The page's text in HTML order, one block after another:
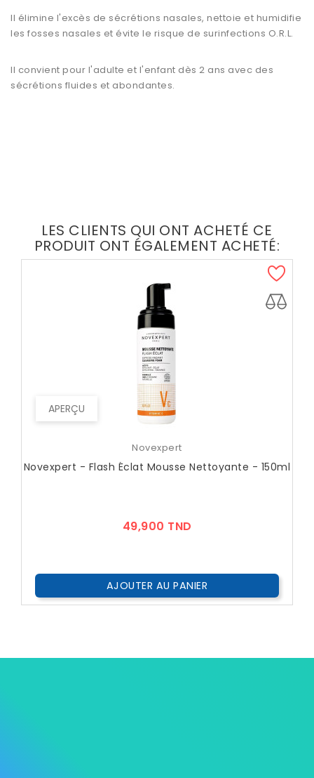
Il élimine l'excès de sécrétions nasales, nettoie et humidifie
les fosses nasales et évite le risque de surinfections O.R.L.
Il convient pour l'adulte et l'enfant dès 2 ans avec des
sécrétions fluides et abondantes.
LES CLIENTS QUI ONT ACHETÉ CE
PRODUIT ONT ÉGALEMENT ACHETÉ:
APERÇU
Novexpert
Novexpert - Flash Éclat Mousse Nettoyante - 150ml
49,900 TND
AJOUTER AU PANIER